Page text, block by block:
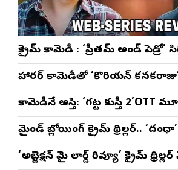
క్రైమ్ కామెడీ : ‘ప్రీతమ్ అండ్ పెడ్రో’
హారర్ కామెడీతో ‘కొరియన్
కామెడీనే ఆస్తి: ‘గట్ట కుస్తీ 2’OTT
మైండ్ బ్లోయింగ్ క్రైమ్ థ్రిల్లర్.. ‘దంధా’
‘అబ్జెక్ష‌న్ మై లార్డ్ రివ్యూ’ క్రైమ్